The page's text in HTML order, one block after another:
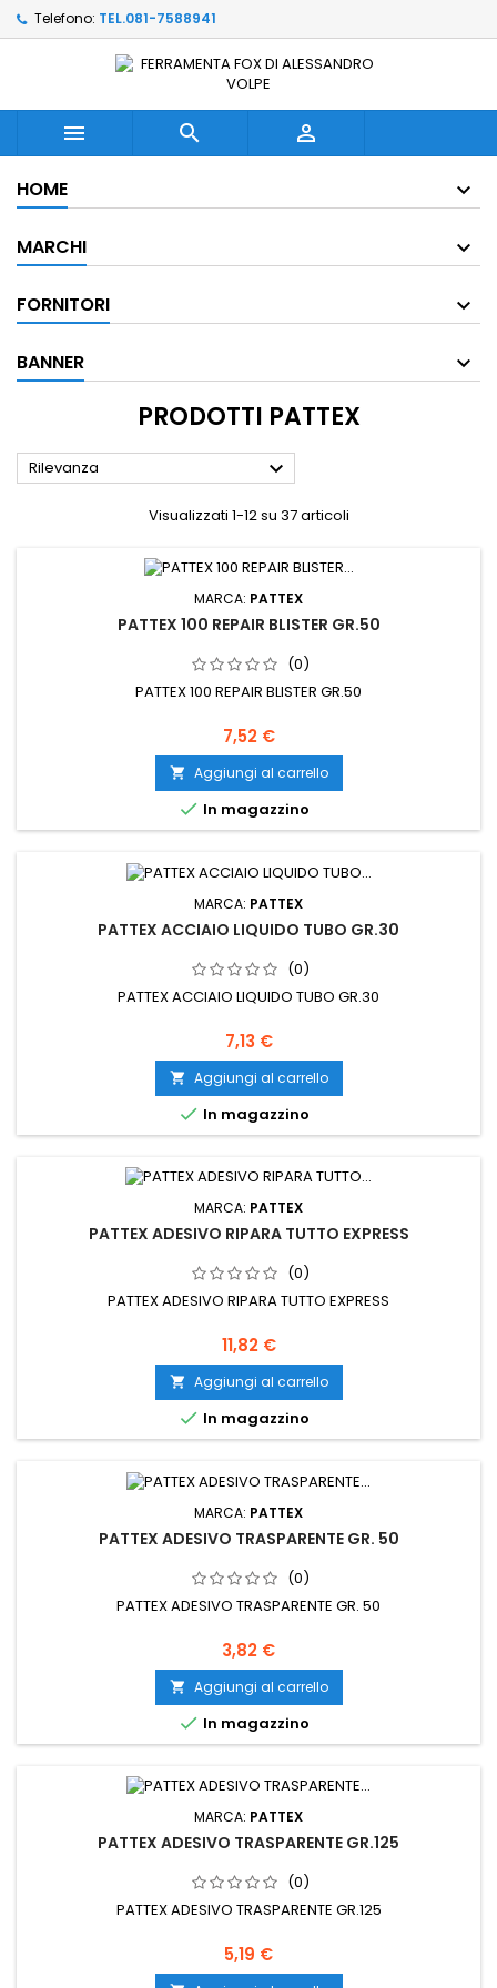
Telefono: TEL.081-7588941
  
HOME
MARCHI
FORNITORI
BANNER
PRODOTTI PATTEX
Rilevanza 
Visualizzati 1-12 su 37 articoli
MARCA: PATTEX
PATTEX 100 REPAIR BLISTER GR.50
(0)
PATTEX 100 REPAIR BLISTER GR.50
Prezzo
7,52 €
 Aggiungi al carrello
 In magazzino
MARCA: PATTEX
PATTEX ACCIAIO LIQUIDO TUBO GR.30
(0)
PATTEX ACCIAIO LIQUIDO TUBO GR.30
Prezzo
7,13 €
 Aggiungi al carrello
 In magazzino
MARCA: PATTEX
PATTEX ADESIVO RIPARA TUTTO EXPRESS
(0)
PATTEX ADESIVO RIPARA TUTTO EXPRESS
Prezzo
11,82 €
 Aggiungi al carrello
 In magazzino
MARCA: PATTEX
PATTEX ADESIVO TRASPARENTE GR. 50
(0)
PATTEX ADESIVO TRASPARENTE GR. 50
Prezzo
3,82 €
 Aggiungi al carrello
 In magazzino
MARCA: PATTEX
PATTEX ADESIVO TRASPARENTE GR.125
(0)
PATTEX ADESIVO TRASPARENTE GR.125
Prezzo
5,19 €